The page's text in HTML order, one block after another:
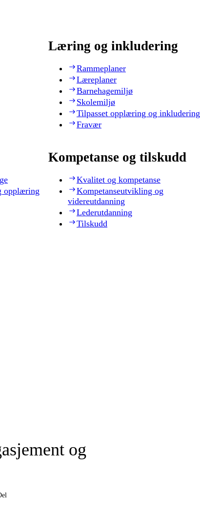
Læring og inkludering
Rammeplaner
Læreplaner
Barnehagemiljø
Skolemiljø
Tilpasset opplæring og inkludering
Fravær
opplæring
Kompetanse og tilskudd
Kvalitet og kompetanse
Kompetanseutvikling og
videreutdanning
Lederutdanning
Tilskudd
og